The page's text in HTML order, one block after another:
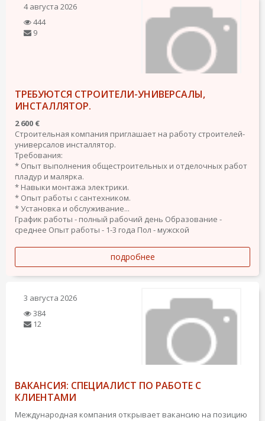
4 августа 2026
444
9
ТРЕБУЮТСЯ СТРОИТЕЛИ-УНИВЕРСАЛЫ,
ИНСТАЛЛЯТОР.
2 600 €
Строительная компания приглашает на работу строителей-
универсалов инсталлятор.
Требования:
* Опыт выполнения общестроительных и отделочных работ
пладур и малярка.
* Навыки монтажа электрики.
* Опыт работы с сантехником.
* Установка и обслуживание...
График работы - полный рабочий день Образование -
среднее Опыт работы - 1-3 года Пол - мужской
подробнее
3 августа 2026
384
12
ВАКАНСИЯ: СПЕЦИАЛИСТ ПО РАБОТЕ С
КЛИЕНТАМИ
Международная компания открывает вакансию на позицию